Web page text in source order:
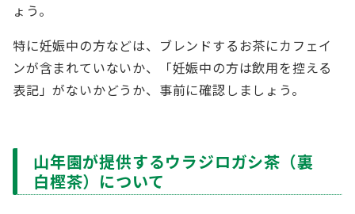
ょう。
特に妊娠中の方などは、ブレンドするお茶にカフェイ
ンが含まれていないか、「妊娠中の方は飲用を控える
表記」がないかどうか、事前に確認しましょう。
山年園が提供するウラジロガシ茶（裏
白樫茶）について